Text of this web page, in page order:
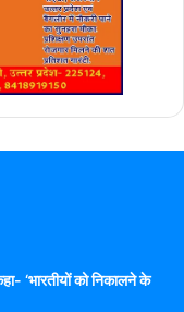
‘भारतीयों को निकालने के